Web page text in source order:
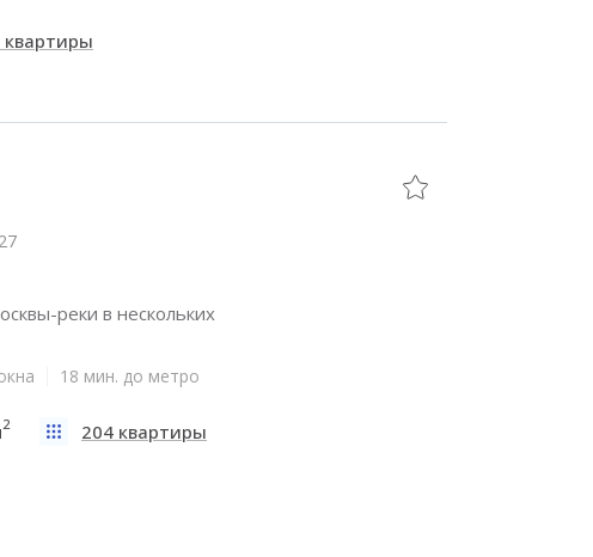
квартиры
реки в нескольких
18 мин. до метро
2 204 квартиры